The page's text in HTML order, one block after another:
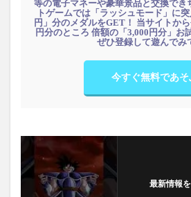
等の電子マネーや豪華景品と交換でき
トゲームでは「ラッシュモード」に
円」分のメダルをGET！ 当サイトか
円分のところ 倍額の「3,000円分」お
ぜひ登録して遊んでみ
今すぐ無料であそ
最新情報